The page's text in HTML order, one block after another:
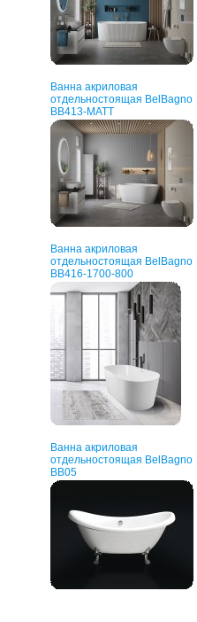
Ванна акриловая
отдельностоящая BelBagno
ВВ413-MATT
Ванна акриловая
отдельностоящая BelBagno
BB416-1700-800
Ванна акриловая
отдельностоящая BelBagno
BB05